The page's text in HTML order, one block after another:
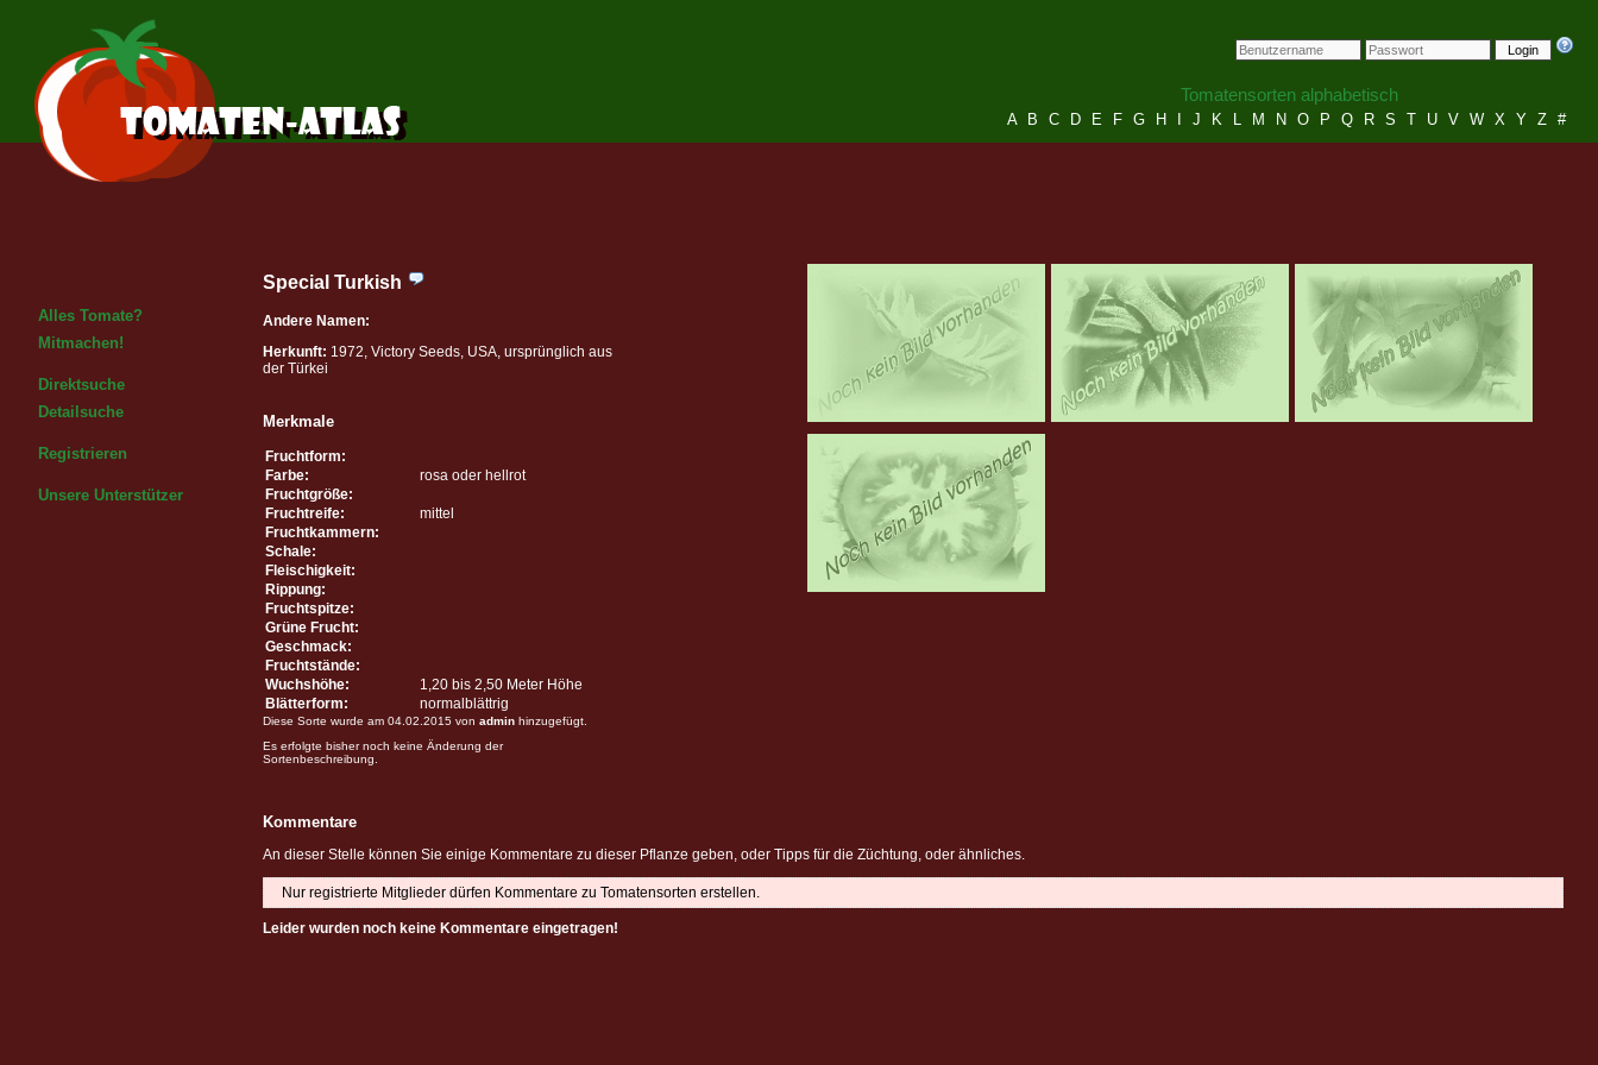
Login
Tomatensorten alphabetisch
A B C D E F G H J K L M N O P Q R S T U V W X Y Z #
Alles Tomate?
Mitmachen!
Direktsuche
Detailsuche
Registrieren
Unsere Unterstützer
Special Turkish
Andere Namen:
Herkunft: 1972, Victory Seeds, USA, ursprünglich aus
der Türkei
Merkmale
Fruchtform:
Farbe:
rosa oder hellrot
Fruchtgröße:
Fruchtreife:
mittel
Fruchtkammern:
Schale:
Fleischigkeit:
Rippung:
Fruchtspitze:
Grüne Frucht:
Geschmack:
Fruchtstände:
Wuchshöhe:
1,20 bis 2,50 Meter Höhe
Blätterform:
normalblättrig
Diese Sorte wurde am 04.02.2015 von admin hinzugefügt.
Es erfolgte bisher noch keine Änderung der
Sortenbeschreibung.
Kommentare
An dieser Stelle können Sie einige Kommentare zu dieser Pflanze geben, oder Tipps für die Züchtung, oder ähnliches.
Nur registrierte Mitglieder dürfen Kommentare zu Tomatensorten erstellen.
Leider wurden noch keine Kommentare eingetragen!